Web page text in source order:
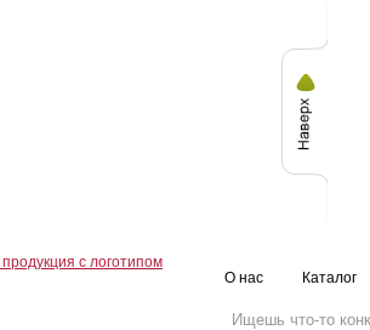
О нас Каталог